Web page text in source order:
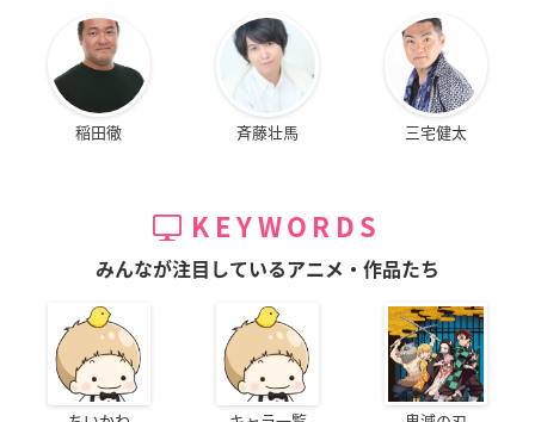
稲田徹 斉藤壮馬 三宅健太
KEYWORDS
みんなが注目しているアニメ・作品たち